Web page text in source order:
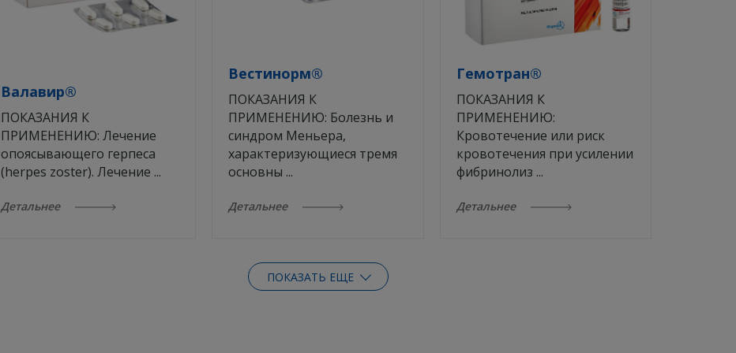
Валавир®
ПОКАЗАНИЯ К
ПРИМЕНЕНИЮ: Лечение
опоясывающего герпеса
(herpes zoster). Лечение ...
Детальнее
Вестинорм®
ПОКАЗАНИЯ К
ПРИМЕНЕНИЮ: Болезнь и
синдром Меньера,
характеризующиеся тремя
основны ...
Детальнее
Гемотран®
ПОКАЗАНИЯ К
ПРИМЕНЕНИЮ:
Кровотечение или риск
кровотечения при усилении
фибринолиз ...
Детальнее
ПОКАЗАТЬ ЕЩЕ